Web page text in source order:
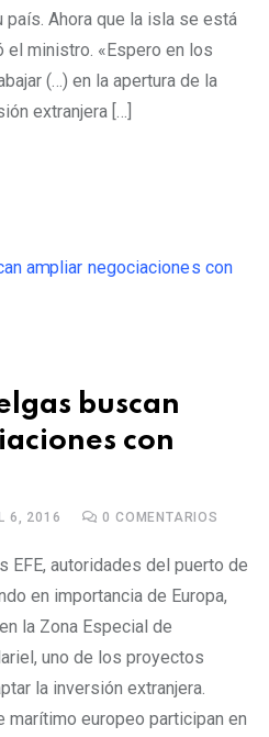
país. Ahora que la isla se está
el ministro. «Espero en los
(…) en la apertura de la
extranjera […]
buscan
con
6, 2016 0 COMENTARIOS
EFE, autoridades del puerto de
en importancia de Europa,
la Zona Especial de
uno de los proyectos
la inversión extranjera.
marítimo europeo participan en